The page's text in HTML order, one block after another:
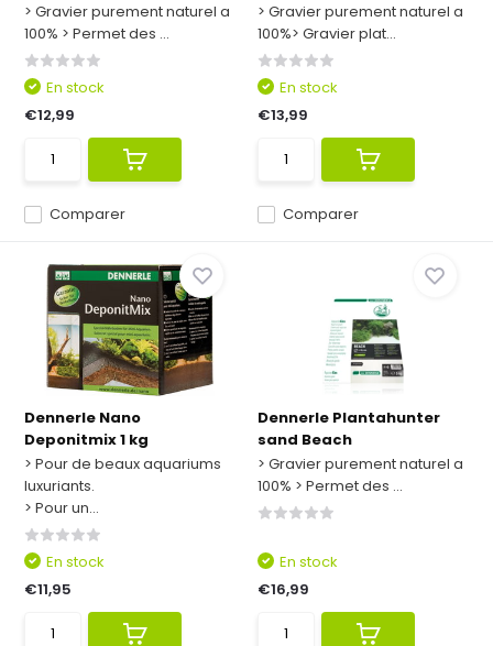
> Gravier purement naturel a
100% > Permet des ...
Comparer
En stock
€12,99
> Gravier purement naturel a
100%> Gravier plat...
Comparer
En stock
€13,99
Dennerle Nano
Deponitmix 1 kg
> Pour de beaux aquariums
luxuriants.
> Pour un...
En stock
€11,95
Dennerle Plantahunter
sand Beach
> Gravier purement naturel a
100% > Permet des ...
En stock
€16,99